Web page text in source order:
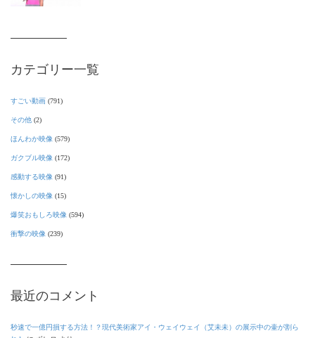
カテゴリー一覧
すごい動画 (791)
その他 (2)
ほんわか映像 (579)
ガクブル映像 (172)
感動する映像 (91)
懐かしの映像 (15)
爆笑おもしろ映像 (594)
衝撃の映像 (239)
最近のコメント
秒速で一億円損する方法！？現代美術家アイ・ウェイウェイ（艾未未）の展示中の壷が割ら